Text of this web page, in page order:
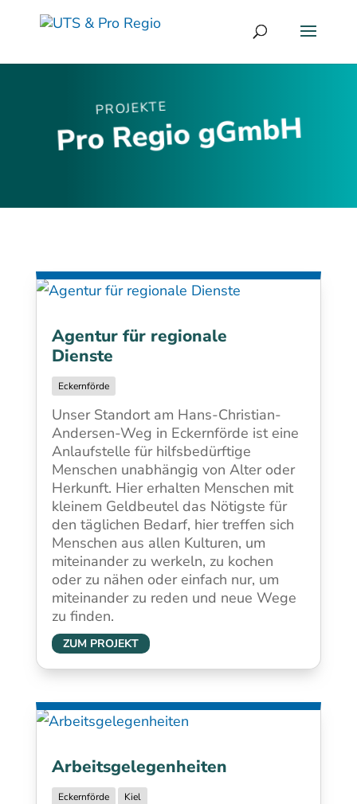
PROJEKTE
Pro Regio gGmbH
Agentur für regionale
Dienste
Eckernförde
Unser Standort am Hans-Christian-
Andersen-Weg in Eckernförde ist eine
Anlaufstelle für hilfsbedürftige
Menschen unabhängig von Alter oder
Herkunft. Hier erhalten Menschen mit
kleinem Geldbeutel das Nötigste für
den täglichen Bedarf, hier treffen sich
Menschen aus allen Kulturen, um
miteinander zu werkeln, zu kochen
oder zu nähen oder einfach nur, um
miteinander zu reden und neue Wege
zu finden.
ZUM PROJEKT
Arbeitsgelegenheiten
Eckernförde Kiel